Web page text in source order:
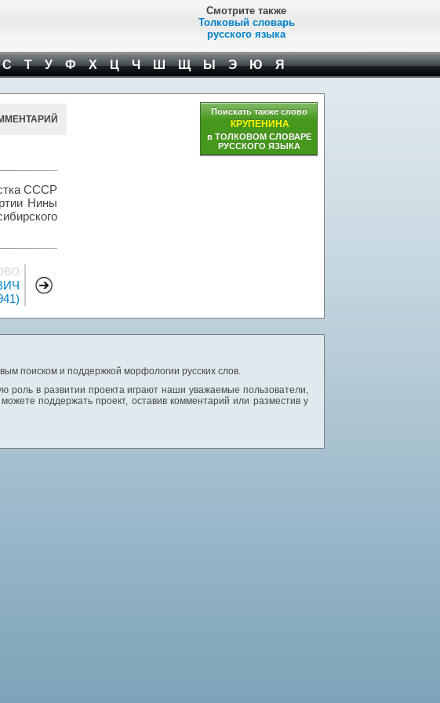
Смотрите также
Толковый словарь
русского языка
С Т У Ф Х Ц Ч Ш Щ Ы Э Ю Я
СССР
Нины
Поискать также слово
КРУПЕНИНА
в ТОЛКОВОМ СЛОВАРЕ
РУССКОГО ЯЗЫКА
поиском и поддержкой морфологии русских слов.
роль в развитии проекта играют наши уважаемые пользователи,
поддержать проект, оставив комментарий или разместив у